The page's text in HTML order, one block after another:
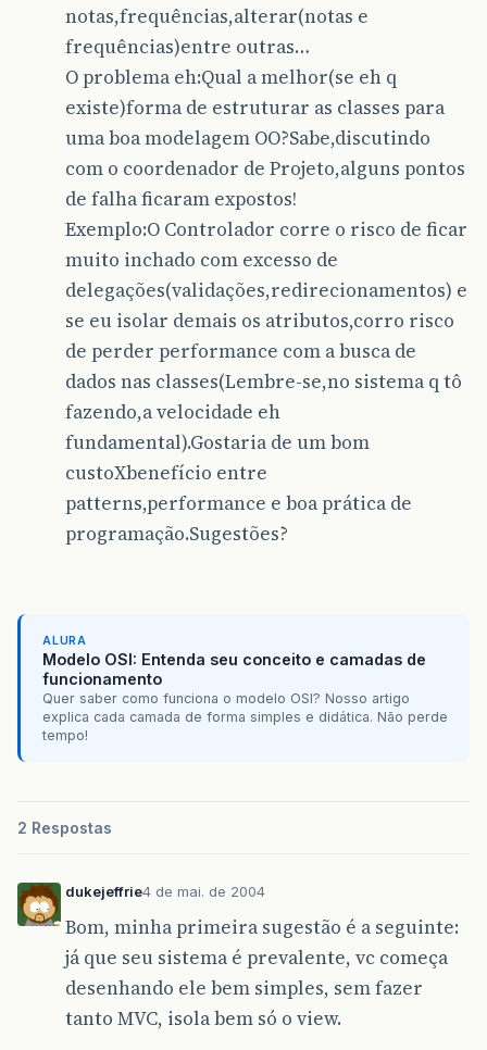
notas,frequências,alterar(notas e
frequências)entre outras…
O problema eh:Qual a melhor(se eh q
existe)forma de estruturar as classes para
uma boa modelagem OO?Sabe,discutindo
com o coordenador de Projeto,alguns pontos
de falha ficaram expostos!
Exemplo:O Controlador corre o risco de ficar
muito inchado com excesso de
delegações(validações,redirecionamentos) e
se eu isolar demais os atributos,corro risco
de perder performance com a busca de
dados nas classes(Lembre-se,no sistema q tô
fazendo,a velocidade eh
fundamental).Gostaria de um bom
custoXbenefício entre
patterns,performance e boa prática de
programação.Sugestões?
ALURA
Modelo OSI: Entenda seu conceito e camadas de
funcionamento
Quer saber como funciona o modelo OSI? Nosso artigo
explica cada camada de forma simples e didática. Não perde
tempo!
2 Respostas
dukejeffrie4 de mai. de 2004
Bom, minha primeira sugestão é a seguinte:
já que seu sistema é prevalente, vc começa
desenhando ele bem simples, sem fazer
tanto MVC, isola bem só o view.